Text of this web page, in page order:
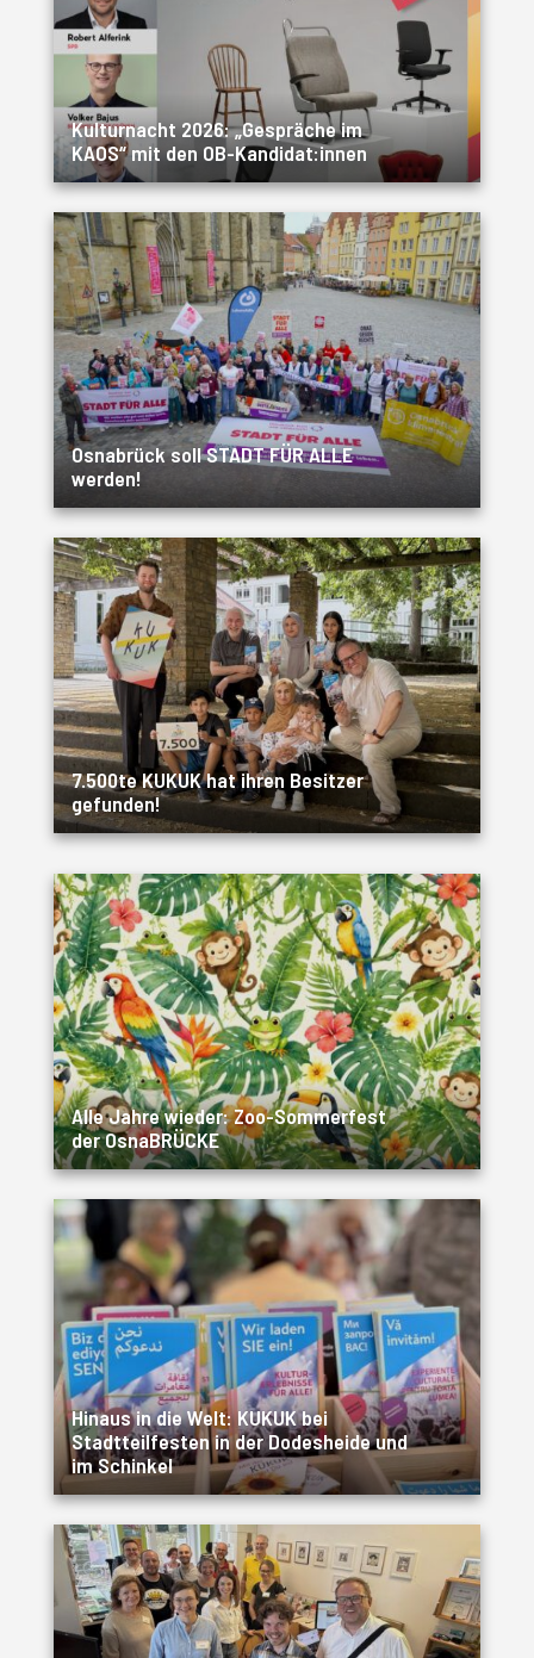
Kulturnacht 2026: „Gespräche im
KAOS“ mit den OB-Kandidat:innen
Osnabrück soll STADT FÜR ALLE
werden!
7.500te KUKUK hat ihren Besitzer
gefunden!
Alle Jahre wieder: Zoo-Sommerfest
der OsnaBRÜCKE
Hinaus in die Welt: KUKUK bei
Stadtteilfesten in der Dodesheide und
im Schinkel